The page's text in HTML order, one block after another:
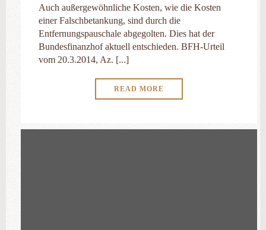
Auch außergewöhnliche Kosten, wie die Kosten
einer Falschbetankung, sind durch die
Entfernungspauschale abgegolten. Dies hat der
Bundesfinanzhof aktuell entschieden. BFH-Urteil
vom 20.3.2014, Az. [...]
READ MORE